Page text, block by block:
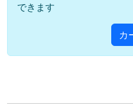
できます
カ